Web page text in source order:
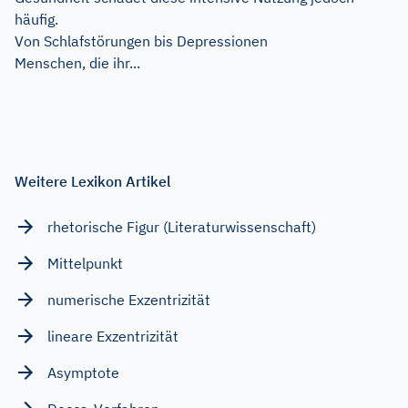
häufig.
Von Schlafstörungen bis Depressionen
Menschen, die ihr...
Weitere Lexikon Artikel
rhetorische Figur (Literaturwissenschaft)
Mittelpunkt
numerische Exzentrizität
lineare Exzentrizität
Asymptote